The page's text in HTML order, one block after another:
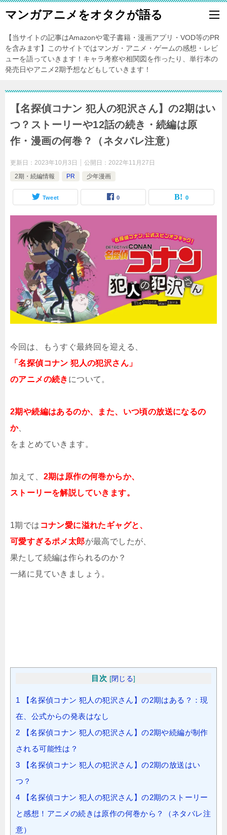
マンガアニメをオタクが語る
【当サイトの記事はAmazonや電子書籍・漫画アプリ・VOD等のPR
を含みます】このサイトではマンガ・アニメ・ゲームの感想・レビ
ューを語っていきます！キャラ考察や相関図を作ったり、単行本の
発売日やアニメ2期予想などもしていきます！
【名探偵コナン 犯人の犯沢さん】の2期はい
つ？ストーリーや12話の続き・続編は原
作・漫画の何巻？（ネタバレ注意）
更新日： 2023年10月3日 公開日： 2022年11月27日
2期・続編情報
PR 少年漫画
Tweet 0 0
今回は、もうすぐ最終回を迎える、
「名探偵コナン 犯人の犯沢さん」
のアニメの続き について。
2期や続編はあるのか、また、いつ頃の放送になるの
か、
をまとめていきます。
加えて、 2期は原作の何巻からか、
ストーリーを解説していきます。
1期では コナン愛に溢れたギャグと、
可愛すぎるポメ太郎が最高でしたが、
果たして続編は作られるのか？
一緒に見ていきましょう。
目次 [閉じる]
1 【名探偵コナン 犯人の犯沢さん】の2期はある？：現
在、公式からの発表はなし
2 【名探偵コナン 犯人の犯沢さん】の2期や続編が制作
される可能性は？
3 【名探偵コナン 犯人の犯沢さん】の2期の放送はい
つ？
4 【名探偵コナン 犯人の犯沢さん】の2期のストーリー
と感想！アニメの続きは原作の何巻から？（ネタバレ注
意）